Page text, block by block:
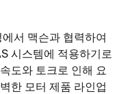
서 맥슨과 협력하여
시스템에 적용하기로
도와 토크로 인해 요
한 모터 제품 라인업